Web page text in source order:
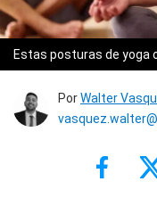
Estas posturas de yoga
PorWalter